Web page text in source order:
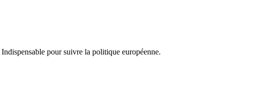
pour suivre la politique européenne.